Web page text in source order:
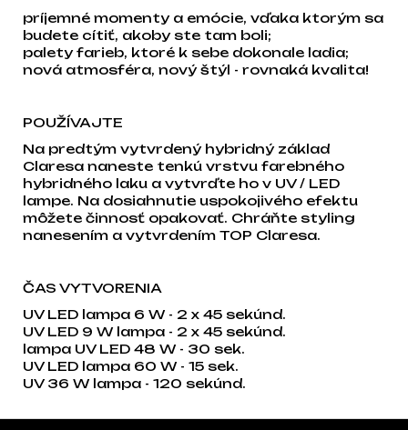
príjemné momenty a emócie, vďaka ktorým sa
budete cítiť, akoby ste tam boli;
palety farieb, ktoré k sebe dokonale ladia;
nová atmosféra, nový štýl - rovnaká kvalita!
POUŽÍVAJTE
Na predtým vytvrdený hybridný základ
Claresa naneste tenkú vrstvu farebného
hybridného laku a vytvrďte ho v UV / LED
lampe. Na dosiahnutie uspokojivého efektu
môžete činnosť opakovať. Chráňte styling
nanesením a vytvrdením TOP Claresa.
ČAS VYTVORENIA
UV LED lampa 6 W - 2 x 45 sekúnd.
UV LED 9 W lampa - 2 x 45 sekúnd.
lampa UV LED 48 W - 30 sek.
UV LED lampa 60 W - 15 sek.
UV 36 W lampa - 120 sekúnd.